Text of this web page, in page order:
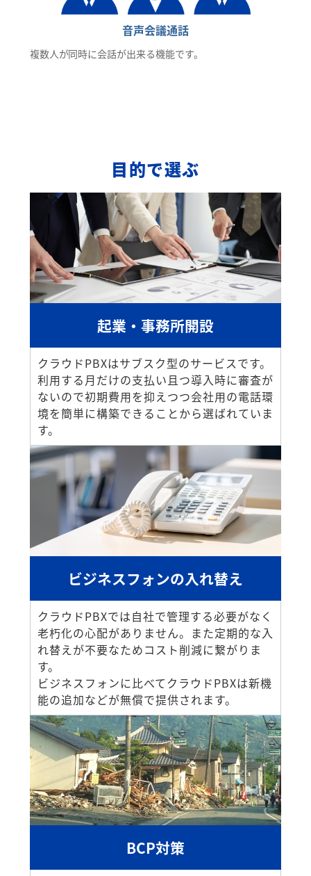
音声会議通話
複数人が同時に会話が出来る機能です。
目的で選ぶ
起業・事務所開設
クラウドPBXはサブスク型のサービスです。
利用する月だけの支払い且つ導入時に審査が
ないので初期費用を抑えつつ会社用の電話環
境を簡単に構築できることから選ばれていま
す。
ビジネスフォンの入れ替え
クラウドPBXでは自社で管理する必要がなく
老朽化の心配がありません。また定期的な入
れ替えが不要なためコスト削減に繋がりま
す。
ビジネスフォンに比べてクラウドPBXは新機
能の追加などが無償で提供されます。
BCP対策